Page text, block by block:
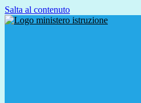
Salta al contenuto